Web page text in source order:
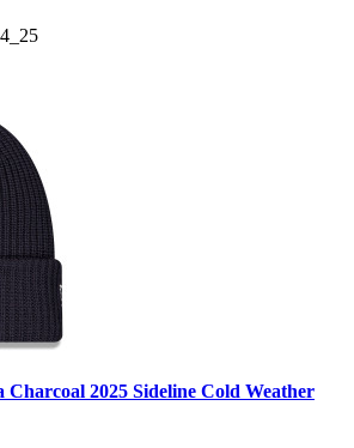
2025 Sideline Cold Weather